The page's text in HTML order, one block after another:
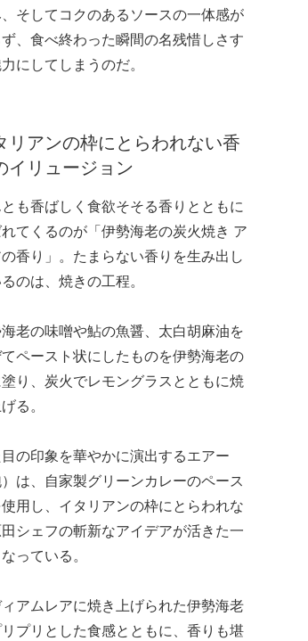
そしてコクのあるソースの一体感が
、食べ終わった瞬間の名残惜しさす
にしてしまうのだ。
リアンの枠にとらわれない香
イリュージョン
も香ばしく食欲そそる香りとともに
てくるのが「伊勢海老の炭火焼き ア
香り」。たまらない香りを生み出し
のは、焼きの工程。
老の味噌や鮎の魚醤、太白胡麻油を
ペースト状にしたものを伊勢海老の
り、炭火でレモングラスとともに焼
る。
目の印象を華やかに演出するエアー
）は、自家製グリーンカレーのペース
使用し、イタリアンの枠にとらわれな
シェフの斬新なアイデアが活きた一
っている。
ィアムレアに焼き上げられた伊勢海老
プリとした食感とともに、香りも堪